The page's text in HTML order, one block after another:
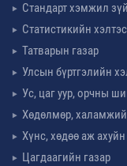
Стандарт хэмжил
Статистикийн хэлтэс
Татварын газар
Улсын бүртгэлийн
Ус, цаг уур, орчны
Хөдөлмөр,
Хүнс, хөдөө аж ахуйн
Цагдаагийн газар